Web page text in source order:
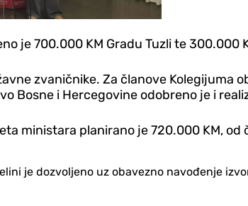
je 700.000 KM Gradu Tuzli te 300.000
zvaničnike. Za članove Kolegijuma
Bosne i Hercegovine odobreno je i
ministara planirano je 720.000 KM,
je dozvoljeno uz obavezno navođenje